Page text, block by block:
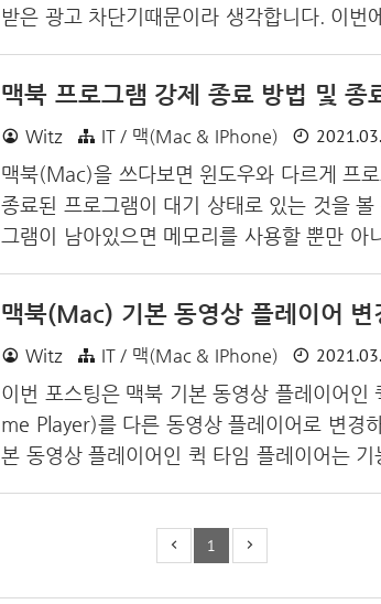
합시다.
받은 광고 차단기때문이라 생각합니다. 이번
설정으로 들어갑니다. 3. 콘텐츠 차단기 사
합니다. 4. 네이버 쇼핑 목록이 정상적으로
으로 아이폰 네이버쇼핑 화면 깨짐 해결 방
맥북 프로그램 강제 종료 방법 및 종
Witz IT / 맥(Mac & IPhone)
맥북(Mac)을 쓰다보면 윈도우와 다르게 프
종료된 프로그램이 대기 상태로 있는 것을
그램이 남아있으면 메모리를 사용할 뿐만 아
용하여 보조클릭(탭)을 통해 직접 종료하는
애플 로고를 클릭 - 강제 종료를 클릭하여 실
종료하는 방법 3. 단축키를 활용하여 종료하
mmand + Option + Esc 나) 현재 브라우저
W 다) 모든 브라우저 종료 : Command + Q
맥북(Mac) 기본 동영상 플레이어 변
Witz IT / 맥(Mac & IPhone)
이번 포스팅은 맥북 기본 동영상 플레이어
me Player)를 다른 동영상 플레이어로 변경
본 동영상 플레이어인 퀵 타임 플레이어는
서 보조 탭(보조 클릭)을 통해 무비스트나
1